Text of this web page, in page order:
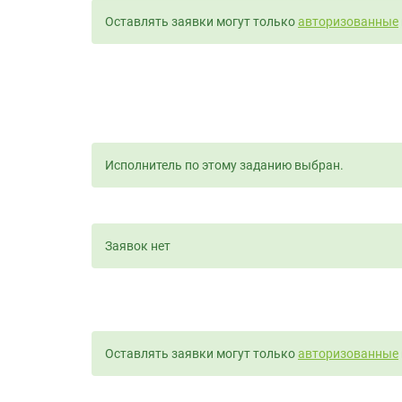
Оставлять заявки могут толькоавторизованные
Исполнитель по этому заданию выбран.
Заявок нет
Оставлять заявки могут толькоавторизованные